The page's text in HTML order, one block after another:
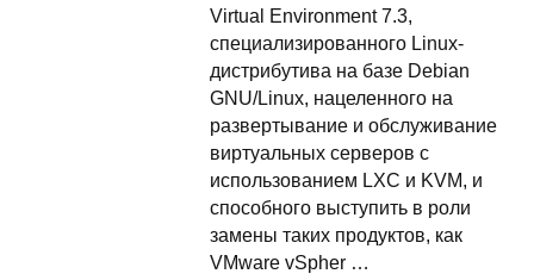
Virtual Environment 7.3,
специализированного Linux-
дистрибутива на базе Debian
GNU/Linux, нацеленного на
развертывание и обслуживание
виртуальных серверов с
использованием LXC и KVM, и
способного выступить в роли
замены таких продуктов, как
VMware vSpher …